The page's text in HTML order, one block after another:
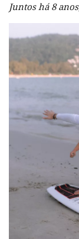
Juntos há 8